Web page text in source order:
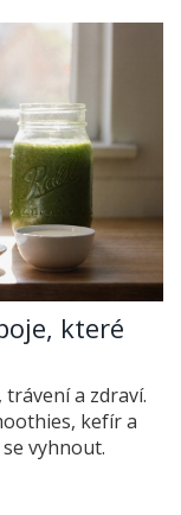
které
a zdraví.
kefír a
vyhnout.